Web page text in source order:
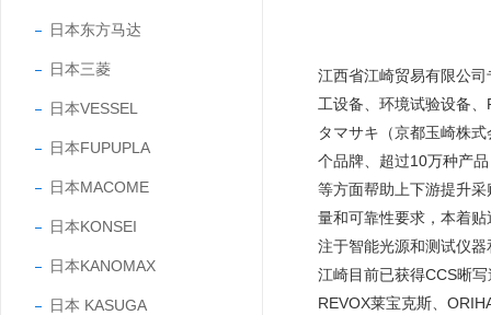
日本东方马达
日本三菱
日本VESSEL
日本FUPUPLA
日本MACOME
日本KONSEI
日本KANOMAX
日本 KASUGA
江西省江崎贸易有限公
工设备、环境试验设备
タマサキ（京都玉崎株
个品牌、超过10万种产
等方面帮助上下游提升
量和可靠性要求，本着
注于智能光源和测试仪
江崎目前已获得CCS晰
REVOX莱宝克斯、